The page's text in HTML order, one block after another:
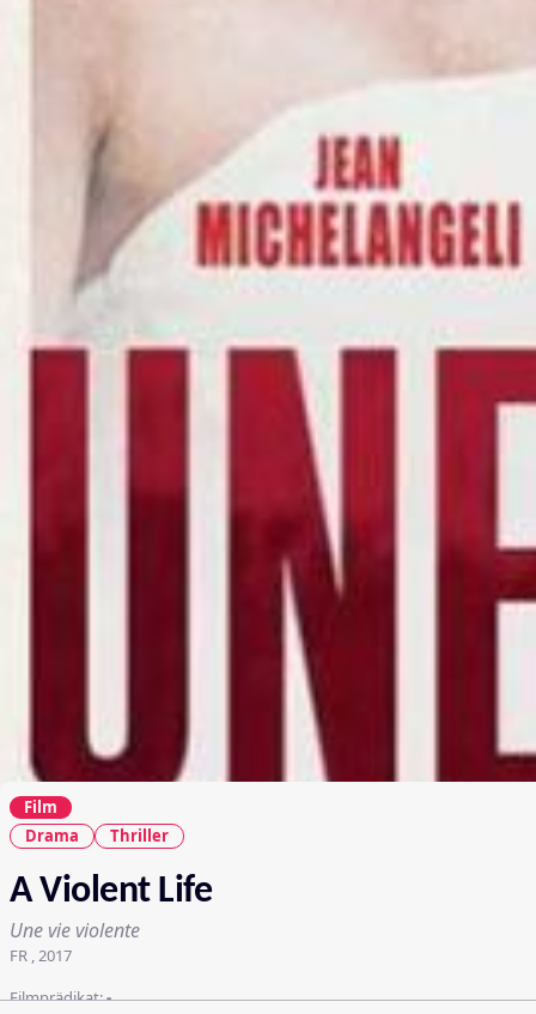
Film
Drama
Thriller
A Violent Life
Une vie violente
FR , 2017
Filmprädikat:-